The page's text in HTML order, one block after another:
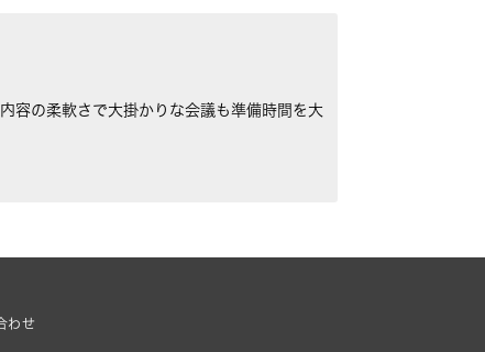
容の柔軟さで大掛かりな会議も準備時間を大
わせ